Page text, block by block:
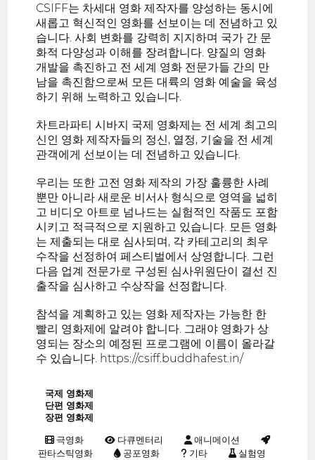
CSIFF는 차세대 영화 제작자를 양성하는 동시에
새롭고 혁신적인 영화를 선보이는 데 전념하고 있
습니다. 사회 변화를 강력히 지지하며 국가 간 문
화적 다양성과 이해를 장려합니다. 양질의 영화
개발을 촉진하고 전 세계 영화 전문가들 간의 만
남을 촉진함으로써 모든 대륙의 영화 예술을 육성
하기 위해 노력하고 있습니다.
차트라파티 시바지 국제 영화제는 전 세계 최고의
신인 영화 제작자들의 정신, 열정, 기술을 전 세계
관객에게 선보이는 데 전념하고 있습니다.
우리는 또한 고전 영화 제작의 가장 훌륭한 사례
뿐만 아니라 새로운 비서사 형식으로 영역을 넓히
고 비디오 아트로 넘나드는 실험적인 작품도 포함
시키고 적극적으로 지원하고 있습니다. 모든 영화
는 제출되는 대로 심사되며, 각 카테고리의 최우
수작을 선정하여 페스티벌에서 상영합니다. 그런
다음 업계 전문가로 구성된 심사위원단이 결선 진
출작을 심사하고 수상작을 선정합니다.
참석을 계획하고 있는 영화 제작자는 가능한 한
빨리 영화제에 알려야 합니다. 그래야 영화가 상
영되는 장소의 예정된 프로그램에 이름이 올라갈
수 있습니다. https://csiff.buddhafest.in/
국제 영화제
단편 영화제
장편 영화제
극영화 다큐멘터리
애니메이션
판타스틱영화
공포영화 기타
실험영